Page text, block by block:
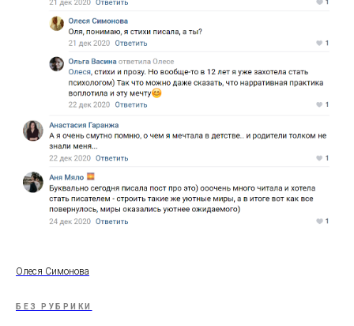
Олеся Симонова
БЕЗ РУБРИКИ